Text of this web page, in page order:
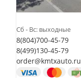
Сб - Вс: выходные
8(804)700-45-79
8(499)130-45-79
order@kmtxauto.ru